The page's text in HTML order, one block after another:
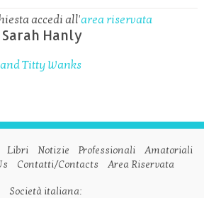
accedi all'area riservata
Hanly
Titty Wanks
Libri Notizie Professionali
Amatoriali
Contatti/Contacts Area Riservata
Società italiana: